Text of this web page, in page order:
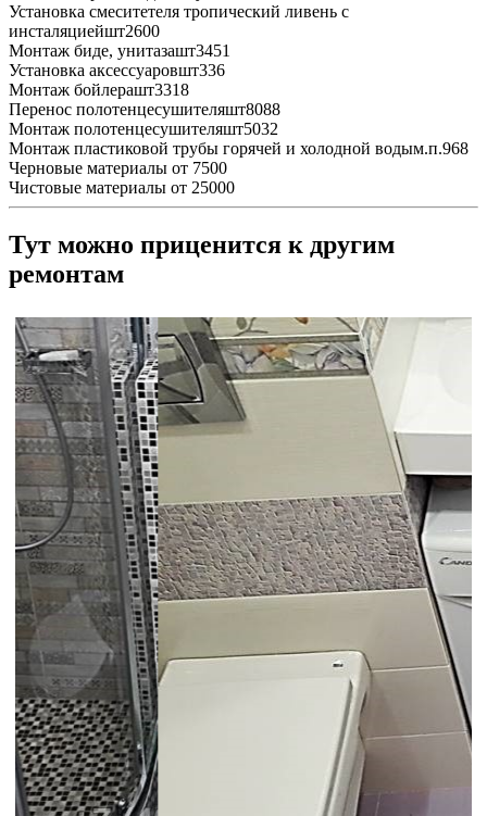
Установка смеситетеля тропический ливень с
инсталяциейшт2600
Монтаж биде, унитазашт3451
Установка аксессуаровшт336
Монтаж бойлерашт3318
Перенос полотенцесушителяшт8088
Монтаж полотенцесушителяшт5032
Монтаж пластиковой трубы горячей и холодной водым.п.968
Черновые материалы от 7500
Чистовые материалы от 25000
Тут можно приценится к другим
ремонтам